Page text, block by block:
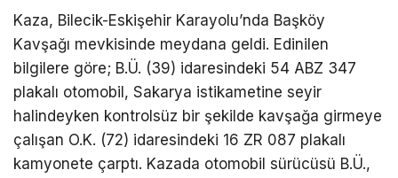
Kaza, Bilecik-Eskişehir Karayolu’nda Başköy
Kavşağı mevkisinde meydana geldi. Edinilen
bilgilere göre; B.Ü. (39) idaresindeki 54 ABZ 347
plakalı otomobil, Sakarya istikametine seyir
halindeyken kontrolsüz bir şekilde kavşağa girmeye
çalışan O.K. (72) idaresindeki 16 ZR 087 plakalı
kamyonete çarptı. Kazada otomobil sürücüsü B.Ü.,